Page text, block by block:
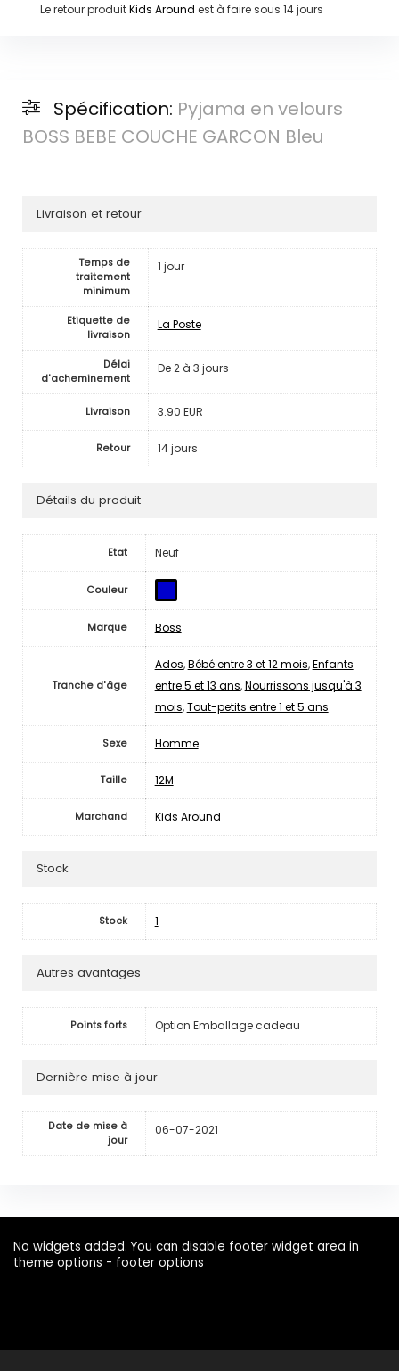
Le retour produitKids Around est à faire sous 14 jours
Spécification: Pyjama en velours
BOSS BEBE COUCHE GARCON Bleu
Livraison et retour
Temps de
traitement
minimum
1 jour
Etiquette de
livraison
La Poste
Délai
d'acheminement
De 2 à 3 jours
Livraison 3.90 EUR
Retour 14 jours
Détails du produit
Etat Neuf
Couleur
Marque Boss
Tranche d'âge
Ados,Bébé entre 3 et 12 mois,Enfants
entre 5 et 13 ans,Nourrissons jusqu'à 3
mois,Tout-petits entre 1 et 5 ans
Sexe Homme
Taille 12M
Marchand Kids Around
Stock
Stock 1
Autres avantages
Points forts Option Emballage cadeau
Dernière mise à jour
Date de mise à
jour
06-07-2021
No widgets added. You can disable footer widget area in
theme options - footer options